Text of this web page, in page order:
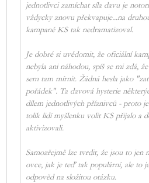
jednotlivci zamíchat síla davu je
vždycky znovu překvapuje...na
kampaně KS tak nedramatizoval.
Je dobré si uvědomit, že oficiální
nebyla ani náhodou, spíš se mi zdá,
sem tam mírnit. Žádná hesla jako
pořádek". Ta davová hysterie
dílem jednotlivých příznivců - proto
tolik lidí myšlenku volit KS přijalo a
aktivizovali.
Samozřejmě lze tvrdit, že jsou to jen
ovce, jak je teď tak populární, ale to
odpověd na složitou otázku.